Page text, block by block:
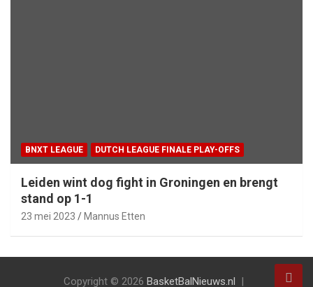
BNXT LEAGUE DUTCH LEAGUE FINALE PLAY-OFFS
Leiden wint dog fight in Groningen en brengt
stand op 1-1
23 mei 2023 Mannus Etten
Copyright © 2026 BasketBalNieuws.nl